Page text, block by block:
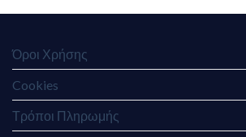
Όροι Χρήσης
Cookies
Τρόποι Πληρωμής